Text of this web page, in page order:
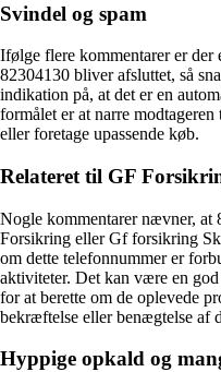
Svindel og spam
Ifølge flere kommentarer er der
82304130 bliver afsluttet, så
indikation på, at det er en
formålet er at narre
eller foretage upassende køb.
Relateret til GF
Nogle kommentarer nævner,
Forsikring eller Gf forsikring
om dette telefonnummer er
aktiviteter. Det kan være en
for at berette om de oplevede
bekræftelse eller benægtelse af
Hyppige opkald og